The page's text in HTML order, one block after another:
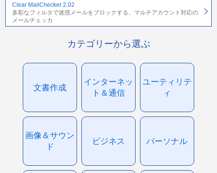
Clear MailChecker 2.02
多彩なフィルタで迷惑メールをブロックする、マルチアカウント対応の
メールチェッカ
カテゴリーから選ぶ
文書作成
インターネッ
ト＆通信
ユーティリテ
ィ
画像＆サウン
ド
ビジネス パーソナル